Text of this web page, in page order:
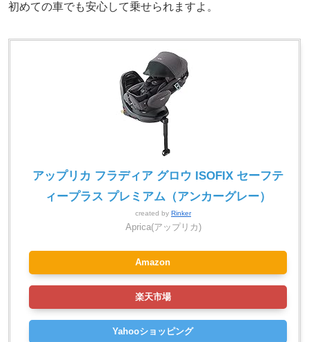
初めての車でも安心して乗せられますよ。
アップリカ フラディア グロウ ISOFIX セーフテ
ィープラス プレミアム（アンカーグレー）
created by Rinker
Aprica(アップリカ)
Amazon
楽天市場
Yahooショッピング